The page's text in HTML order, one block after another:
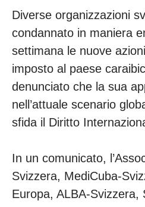
Diverse organizzazioni
condannato in maniera
settimana le nuove
imposto al paese
denunciato che la sua
nell’attuale scenario
sfida il Diritto
In un comunicato,
Svizzera, MediCuba-
Europa, ALBA-Svizzera,